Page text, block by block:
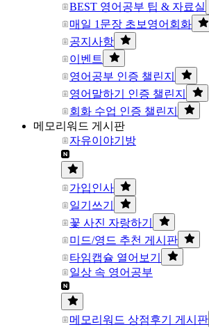
BEST 영어공부 팁 & 자료실
매일 1문장 초보영어회화
공지사항
이벤트
영어공부 인증 챌린지
영어말하기 인증 챌린지
회화 수업 인증 챌린지
메모리워드 게시판
자유이야기방
가입인사
일기쓰기
꽃 사진 자랑하기
미드/영드 추천 게시판
타임캡슐 열어보기
일상 속 영어공부
메모리워드 상점후기 게시판